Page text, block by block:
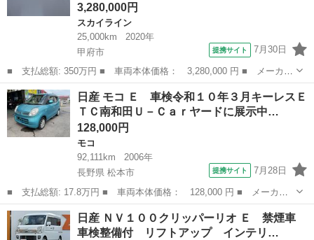
3,280,000円
スカイライン
25,000km
2020年
甲府市
提携サイト 7月30日
■ 支払総額: 350万円 ■ 車両本体価格： 3,280,000 円 ■ メーカー
名： 日産 ■ 車種名： スカイライン ■ グレード名： ３．０
ＧＴ タイプＳＰ 誤発進抑制 ナビ クルーズコントロール アル
ミホイール...
山梨 甲府市 スカイライン
日産 モコ Ｅ 車検令和１０年３月キーレスＥ
ＴＣ南和田Ｕ－Ｃａｒヤードに展示中…
128,000円
モコ
92,111km
2006年
長野県 松本市
提携サイト 7月28日
■ 支払総額: 17.8万円 ■ 車両本体価格： 128,000 円 ■ メーカー
名： 日産 ■ 車種名： モコ ■ グレード名： Ｅ 車検令和１０
年３月キーレスＥＴＣ南和田Ｕ－Ｃａｒヤードに展示中 ■ 排気
量： 660c...
長野 松本市 モコ
日産 ＮＶ１００クリッパーリオ Ｅ 禁煙車
車検整備付 リフトアップ インテリ…